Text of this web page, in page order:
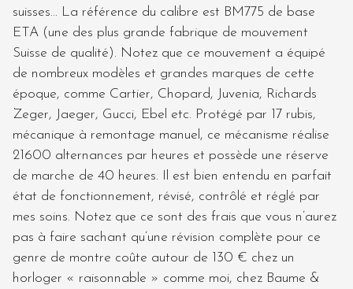
suisses… La référence du calibre est BM775 de base
ETA (une des plus grande fabrique de mouvement
Suisse de qualité). Notez que ce mouvement a équipé
de nombreux modèles et grandes marques de cette
époque, comme Cartier, Chopard, Juvenia, Richards
Zeger, Jaeger, Gucci, Ebel etc. Protégé par 17 rubis,
mécanique à remontage manuel, ce mécanisme réalise
21600 alternances par heures et possède une réserve
de marche de 40 heures. Il est bien entendu en parfait
état de fonctionnement, révisé, contrôlé et réglé par
mes soins. Notez que ce sont des frais que vous n’aurez
pas à faire sachant qu’une révision complète pour ce
genre de montre coûte autour de 130 € chez un
horloger « raisonnable » comme moi, chez Baume &